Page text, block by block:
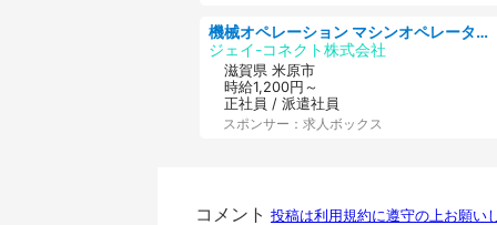
機械オペレーション マシンオペレーター/皆勤手当有/未経験可
ジェイ-コネクト株式会社
滋賀県 米原市
時給1,200円～
正社員 / 派遣社員
スポンサー：求人ボックス